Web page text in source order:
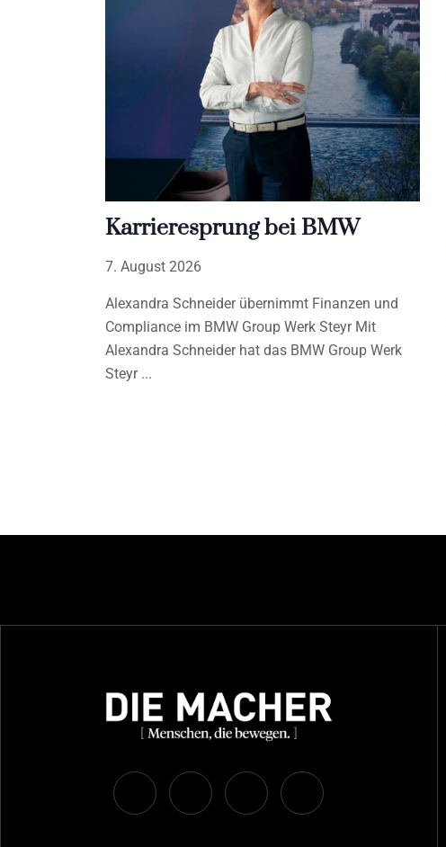
Karrieresprung bei BMW
7. August 2026
Alexandra Schneider übernimmt Finanzen und
Compliance im BMW Group Werk Steyr Mit
Alexandra Schneider hat das BMW Group Werk
Steyr